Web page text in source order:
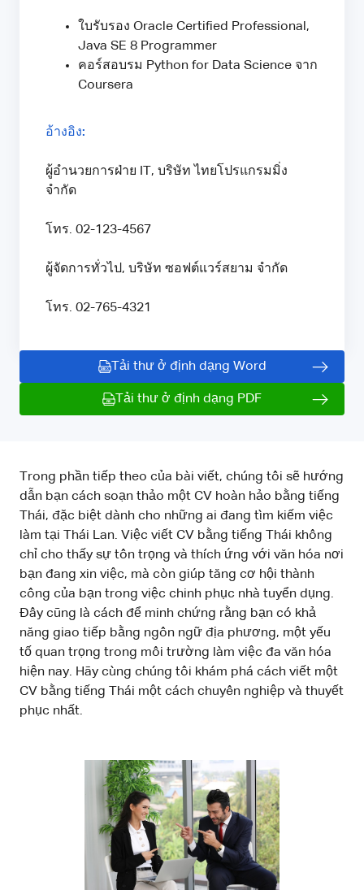
ใบรับรอง Oracle Certified Professional,
Java SE 8 Programmer
คอร์สอบรม Python for Data Science จาก
Coursera
อ้างอิง:
ผู้อำนวยการฝ่าย IT, บริษัท ไทยโปรแกรมมิ่ง
จำกัด
โทร. 02-123-4567
ผู้จัดการทั่วไป, บริษัท ซอฟต์แวร์สยาม จำกัด
โทร. 02-765-4321
Tải thư ở định dạng Word
Tải thư ở định dạng PDF
Trong phần tiếp theo của bài viết, chúng tôi sẽ hướng
dẫn bạn cách soạn thảo một CV hoàn hảo bằng tiếng
Thái, đặc biệt dành cho những ai đang tìm kiếm việc
làm tại Thái Lan. Việc viết CV bằng tiếng Thái không
chỉ cho thấy sự tôn trọng và thích ứng với văn hóa nơi
bạn đang xin việc, mà còn giúp tăng cơ hội thành
công của bạn trong việc chinh phục nhà tuyển dụng.
Đây cũng là cách để minh chứng rằng bạn có khả
năng giao tiếp bằng ngôn ngữ địa phương, một yếu
tố quan trọng trong môi trường làm việc đa văn hóa
hiện nay. Hãy cùng chúng tôi khám phá cách viết một
CV bằng tiếng Thái một cách chuyên nghiệp và thuyết
phục nhất.